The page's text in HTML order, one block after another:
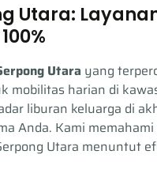
Utara:
Utara yang
mobilitas harian di
liburan keluarga di
Anda. Kami
Utara menuntut